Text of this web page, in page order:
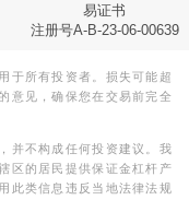
易证书
注册号A-B-23-06-00639
于所有投资者。损失可能超
意见，确保您在交易前完全
并不构成任何投资建议。我
区的居民提供保证金杠杆产
此类信息违反当地法律法规